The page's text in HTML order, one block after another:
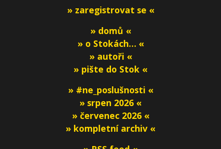
» zaregistrovat se «
» domů «
» o Stokách… «
» autoři «
» pište do Stok «
» #ne_poslušnosti «
» srpen 2026 «
» červenec 2026 «
» kompletní archiv «